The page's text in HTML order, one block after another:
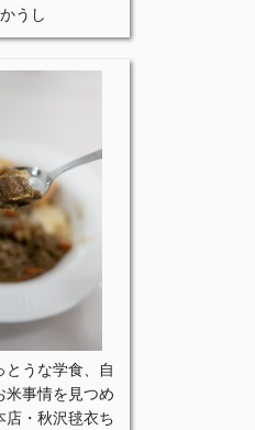
うし
とうな学食、自
米事情を見つめ
店・秋沢毬衣ち